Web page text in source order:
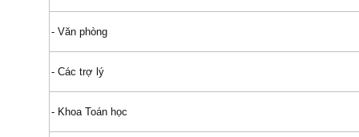
- Văn phòng
- Các trợ lý
- Khoa Toán học